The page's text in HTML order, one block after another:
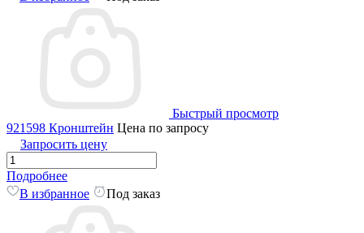
Быстрый просмотр
921598 Кронштейн Цена по запросу
Запросить цену
Подробнее
В избранное
Под заказ